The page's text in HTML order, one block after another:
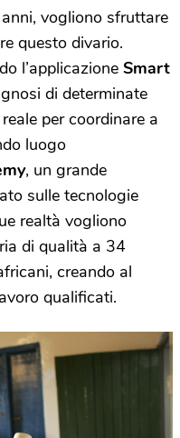
vogliono sfruttare
questo divario.
l’applicazione Smart
di determinate
per coordinare a
luogo
, un grande
sulle tecnologie
realtà vogliono
di qualità a 34
creando al
qualificati.